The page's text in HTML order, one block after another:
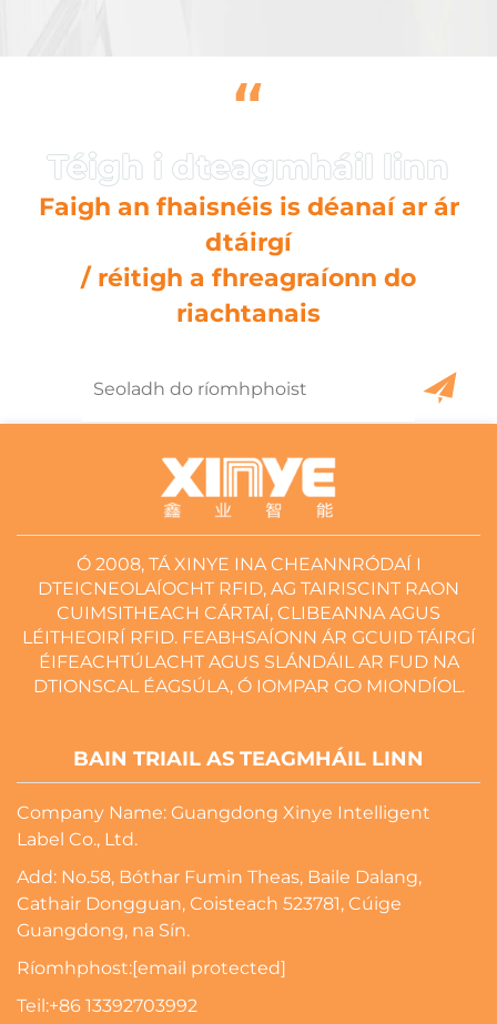
“
Faigh an fhaisnéis is déanaí ar ár
dtáirgí
/ réitigh a fhreagraíonn do
riachtanais
Ó 2008, TÁ XINYE INA CHEANNRÓDAÍ I
DTEICNEOLAÍOCHT RFID, AG TAIRISCINT RAON
CUIMSITHEACH CÁRTAÍ, CLIBEANNA AGUS
LÉITHEOIRÍ RFID. FEABHSAÍONN ÁR GCUID TÁIRGÍ
ÉIFEACHTÚLACHT AGUS SLÁNDÁIL AR FUD NA
DTIONSCAL ÉAGSÚLA, Ó IOMPAR GO MIONDÍOL.
BAIN TRIAIL AS TEAGMHÁIL LINN
Company Name: Guangdong Xinye Intelligent
Label Co., Ltd.
Add: No.58, Bóthar Fumin Theas, Baile Dalang,
Cathair Dongguan, Coisteach 523781, Cúige
Guangdong, na Sín.
Ríomhphost:[email protected]
Teil:+86 13392703992